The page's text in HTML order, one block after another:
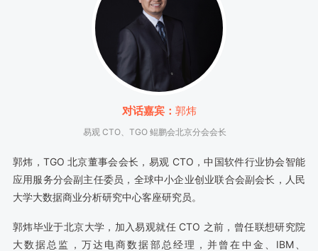
对话嘉宾： 郭炜
易观 CTO、TGO 鲲鹏会北京分会会长
郭炜，TGO 北京董事会会长，易观 CTO，中国软件行业协会智能
应用服务分会副主任委员，全球中小企业创业联合会副会长，人民
大学大数据商业分析研究中心客座研究员。
郭炜毕业于北京大学，加入易观就任 CTO 之前，曾任联想研究院
大数据总监，万达电商数据部总经理，并曾在中金、IBM、